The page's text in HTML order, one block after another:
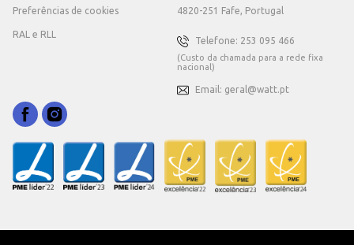
Preferências de cookies
RAL e RLL
4820-251 Fafe, Portugal
Telefone: 253 095 466
(Custo da chamada para a rede fixa
nacional)
Email: geral@watt.pt